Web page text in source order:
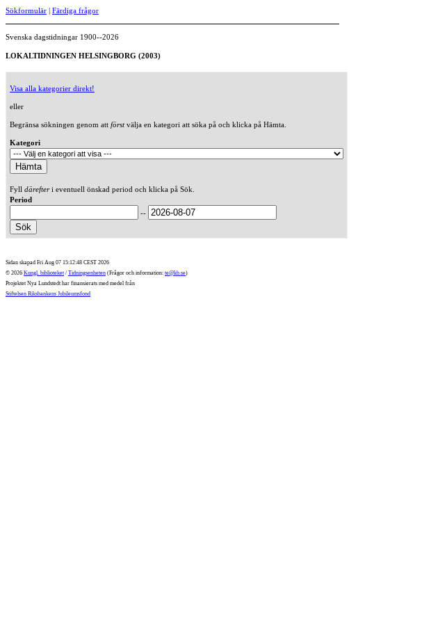
Sökformulär | Färdiga frågor
Svenska dagstidningar 1900--2026
LOKALTIDNINGEN HELSINGBORG (2003)
Visa alla kategorier direkt!
eller
Begränsa sökningen genom att förstvälja en kategori att söka på och klicka på Hämta.
Kategori
Fyll därefteri eventuell önskad period och klicka på Sök.
Period
--
Sidan skapad Fri Aug 07 15:12:48 CEST 2026
© 2026 Kungl. biblioteket / Tidningsenheten (Frågor och information: te@kb.se)
Projektet Nya Lundstedt har finansierats med medel från
Stiftelsen Riksbankens Jubileumsfond